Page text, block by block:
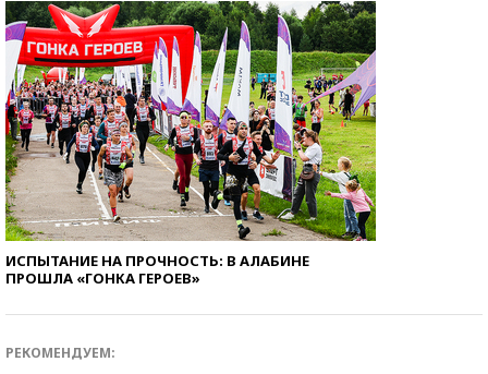
ИСПЫТАНИЕ НА ПРОЧНОСТЬ: В АЛАБИНЕ
ПРОШЛА «ГОНКА ГЕРОЕВ»
РЕКОМЕНДУЕМ: